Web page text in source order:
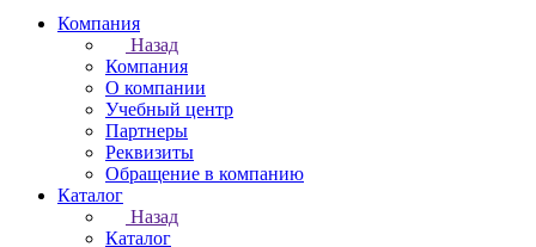
Компания
Назад
Компания
О компании
Учебный центр
Партнеры
Реквизиты
Обращение в компанию
Каталог
Назад
Каталог